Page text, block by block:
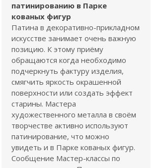
патинированию в Парке
кованых фигур
Патина в декоративно-прикладном
искусстве занимает очень важную
позицию. К этому приёму
обращаются когда необходимо
подчеркнуть фактуру изделия,
смягчить яркость окрашенной
поверхности или создать эффект
старины. Мастера
художественного металла в своём
творчестве активно используют
патинирование, что можно
увидеть и в Парке кованых фигур.
Сообщение Мастер-классы по